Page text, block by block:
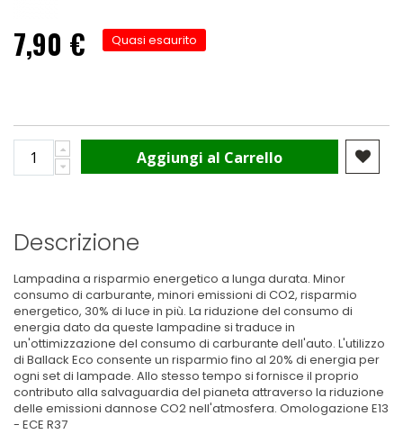
7,90 € Quasi esaurito
Aggiungi al Carrello
Descrizione
Lampadina a risparmio energetico a lunga durata. Minor
consumo di carburante, minori emissioni di CO2, risparmio
energetico, 30% di luce in più. La riduzione del consumo di
energia dato da queste lampadine si traduce in
un'ottimizzazione del consumo di carburante dell'auto. L'utilizzo
di Ballack Eco consente un risparmio fino al 20% di energia per
ogni set di lampade. Allo stesso tempo si fornisce il proprio
contributo alla salvaguardia del pianeta attraverso la riduzione
delle emissioni dannose CO2 nell'atmosfera. Omologazione E13
- ECE R37